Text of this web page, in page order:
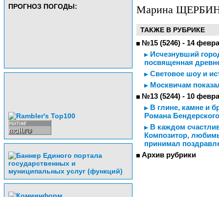
ПРОГНОЗ ПОГОДЫ:
Марина
ТАКЖЕ В РУБРИКЕ
№15 (5246) - 14
Исчезнувший
посвященная
Световое шоу и
Москвичам
№13 (5244) - 10
В глине, камне и
Романа Бендерского
В каждом
Композитор,
принимал
Архив рубрики